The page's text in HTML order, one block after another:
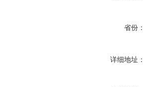
省份：
详细地址：